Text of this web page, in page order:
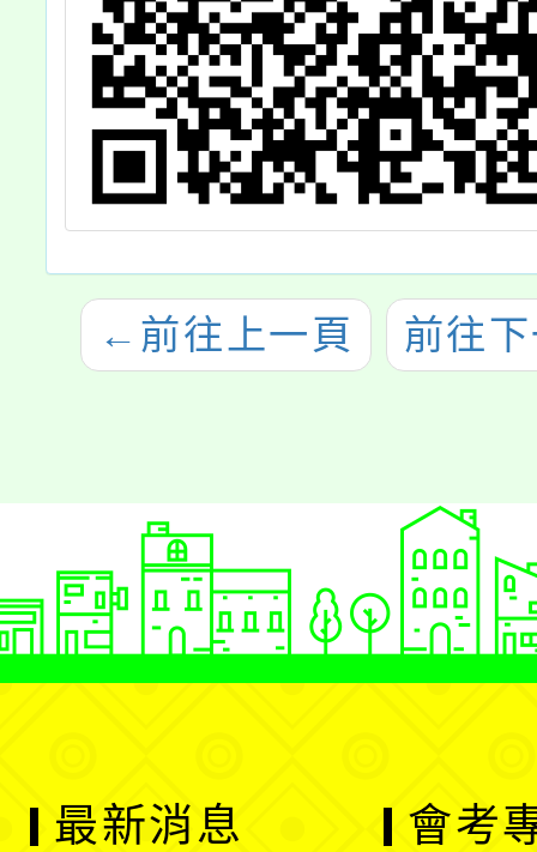
← 前往上一頁 前往
最新消息 會考